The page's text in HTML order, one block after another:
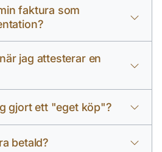
faktura som
jag attesterar en
gjort ett "eget köp"?
betald?